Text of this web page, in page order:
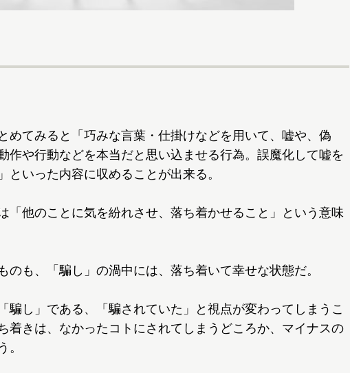
めてみると「巧みな言葉・仕掛けなどを用いて、嘘や、偽
作や行動などを本当だと思い込ませる行為。誤魔化して嘘を
といった内容に収めることが出来る。
「他のことに気を紛れさせ、落ち着かせること」という意味
も、「騙し」の渦中には、落ち着いて幸せな状態だ。
し」である、「騙されていた」と視点が変わってしまうこ
着きは、なかったコトにされてしまうどころか、マイナスの
。